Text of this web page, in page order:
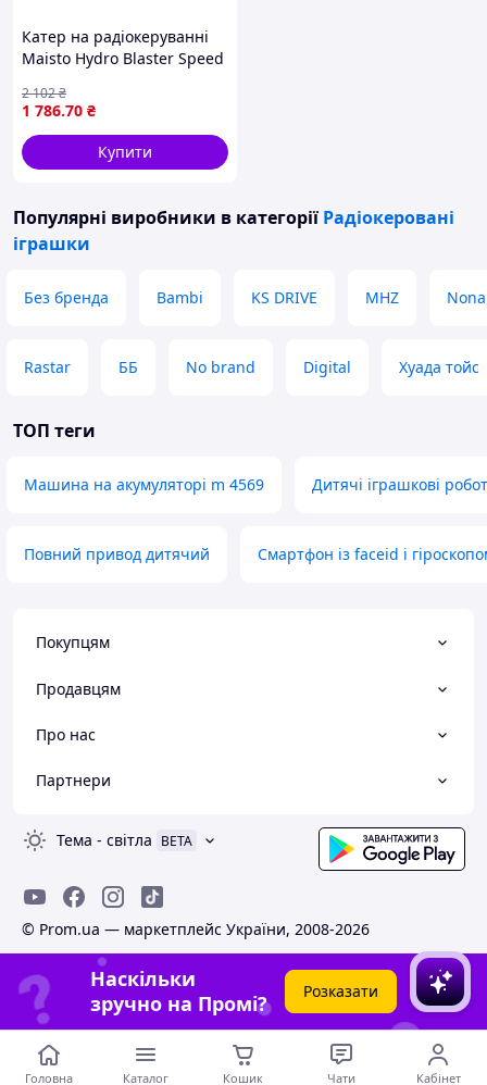
Катер на радіокеруванні
Maisto Hydro Blaster Speed
1 786.70 ₴
2 102₴
Купити
Популярні виробники в категорії Радіокеровані
іграшки
Без бренда Bambi KS DRIVE MHZ
Rastar ББ No brand Digital Хуада тойс
ТОП теги
Машина на акумуляторі m 4569 Дитячі іграшкові
Повний привод дитячий Смартфон із faceid і
Покупцям
Продавцям
Про нас
Партнери
Тема - світла BETA
© Prom.ua — маркетплейс України, 2008-2026
Наскільки
зручно на Промі?
Розказати
Головна Каталог Кошик Чати Кабінет